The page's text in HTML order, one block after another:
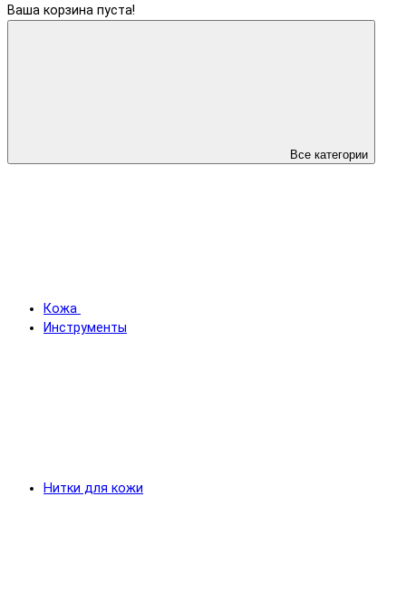
Ваша корзина пуста!
Все категории
Кожа
Инструменты
Нитки для кожи